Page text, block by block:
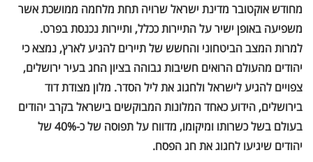
מחודש אוקטובר מדינת ישראל שרויה תחת מלחמה ממושכת אשר
משפיעה באופן ישיר על התיירות ככלל, ותיירות נכנסת בפרט.
למרות המצב הביטחוני והחשש של תיירים להגיע לארץ, נמצא כי
יהודים מהעולם הרואים חשיבות גבוהה בציון החג בעיר ירושלים,
צפויים להגיע לישראל ולחגוג את ליל הסדר. מלון מצודת דוד
בירושלים, הידוע כאחד המלונות המבוקשים בישראל בקרב יהודים
בעולם בשל כשרותו ומיקומו, מדווח על תפוסה של כ-40% של
יהודים שיגיעו לחגוג את חג הפסח.